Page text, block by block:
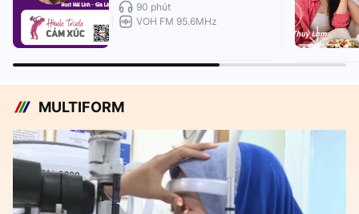
90 phút
VOH FM 95.6MHz
MULTIFORM